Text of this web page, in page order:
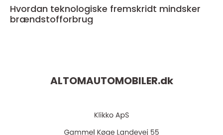
Hvordan teknologiske fremskridt mindsker
brændstofforbrug
ALTOMAUTOMOBILER.dk